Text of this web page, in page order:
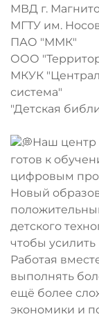
МВД г.
МГТУ им.
ПАО "ММК"
ООО
МКУК
система"
"Детская
Наш центр
готов к
цифровым
Новый
детского
чтобы
Работая
выполнять
ещё более
экономики и